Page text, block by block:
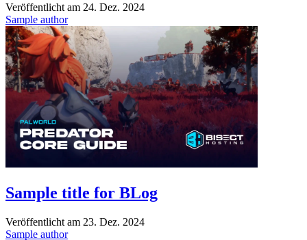
Veröffentlicht am 24. Dez. 2024
Sample author
Sample title for BLog
Veröffentlicht am 23. Dez. 2024
Sample author